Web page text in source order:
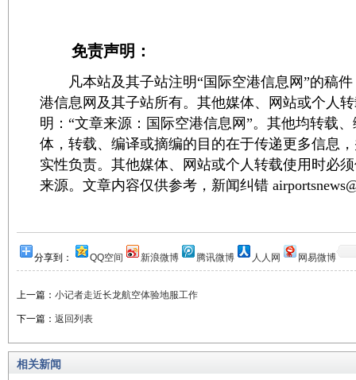
免责声明：
凡本站及其子站注明“国际空港信息网”的稿件
港信息网及其子站所有。其他媒体、网站或个人
明：“文章来源：国际空港信息网”。其他均转载
体，转载、编译或摘编的目的在于传递更多信息
实性负责。其他媒体、网站或个人转载使用时必
来源。文章内容仅供参考，新闻纠错
分享到： QQ空间 新浪微博 腾讯微博 人人网 网易微博
上一篇： 小记者走近长龙航空体验地服工作
下一篇： 返回列表
相关新闻